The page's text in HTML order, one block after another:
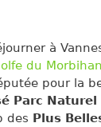
à
du Morbihan
pour la
Parc Naturel
des Plus